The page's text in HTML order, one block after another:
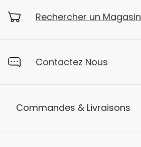
Rechercher un Magasin
Contactez Nous
Commandes & Livraisons